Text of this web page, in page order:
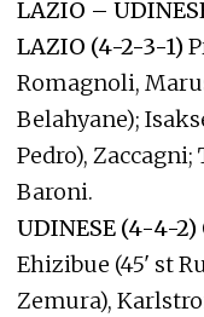
LAZIO –
LAZIO (4-2-3-1)
Romagnoli,
Belahyane);
Pedro),
Baroni.
UDINESE (4-4-2)
Ehizibue (45' st
Zemura),